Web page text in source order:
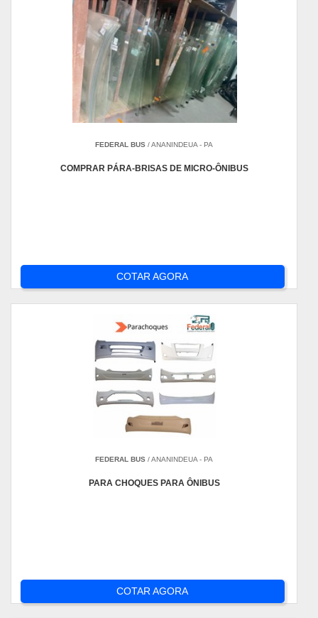
FEDERAL BUS / ANANINDEUA - PA
COMPRAR PÁRA-BRISAS DE MICRO-ÔNIBUS
COTAR AGORA
FEDERAL BUS / ANANINDEUA - PA
PARA CHOQUES PARA ÔNIBUS
COTAR AGORA